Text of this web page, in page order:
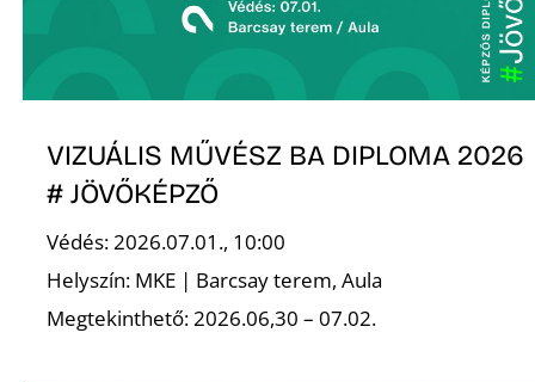
VIZUÁLIS MŰVÉSZ BA DIPLOMA 2026
# JÖVŐKÉPZŐ
Védés: 2026.07.01., 10:00
Helyszín: MKE | Barcsay terem, Aula
Megtekinthető: 2026.06,30 – 07.02.